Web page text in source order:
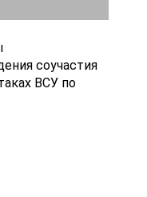
соучастия
ВСУ по